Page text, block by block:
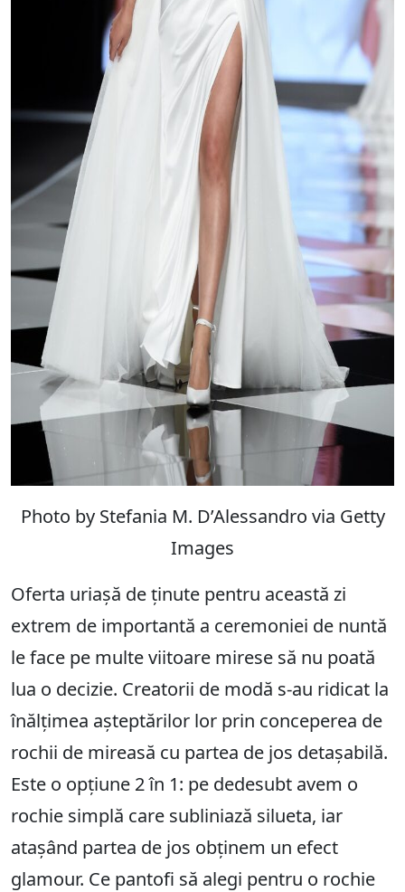
Photo by Stefania M. D’Alessandro via Getty
Images
Oferta uriașă de ținute pentru această zi
extrem de importantă a ceremoniei de nuntă
le face pe multe viitoare mirese să nu poată
lua o decizie. Creatorii de modă s-au ridicat la
înălțimea așteptărilor lor prin conceperea de
rochii de mireasă cu partea de jos detașabilă.
Este o opțiune 2 în 1: pe dedesubt avem o
rochie simplă care subliniază silueta, iar
atașând partea de jos obținem un efect
glamour. Ce pantofi să alegi pentru o rochie